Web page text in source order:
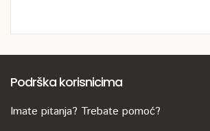
Podrška korisnicima
Imate pitanja? Trebate pomoć?